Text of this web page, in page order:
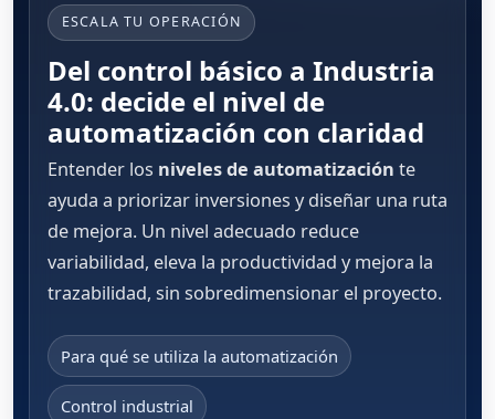
ESCALA TU OPERACIÓN
Del control básico a Industria
4.0: decide el nivel de
automatización con claridad
Entender los niveles de automatización te
ayuda a priorizar inversiones y diseñar una ruta
de mejora. Un nivel adecuado reduce
variabilidad, eleva la productividad y mejora la
trazabilidad, sin sobredimensionar el proyecto.
Para qué se utiliza la automatización
Control industrial